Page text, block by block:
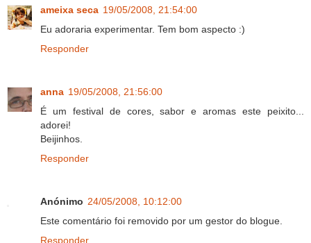
ameixa seca 19/05/2008, 21:54:00
Eu adoraria experimentar. Tem bom aspecto :)
Responder
anna 19/05/2008, 21:56:00
É um festival de cores, sabor e aromas este peixito...
adorei!
Beijinhos.
Responder
Anónimo 24/05/2008, 10:12:00
Este comentário foi removido por um gestor do blogue.
Responder